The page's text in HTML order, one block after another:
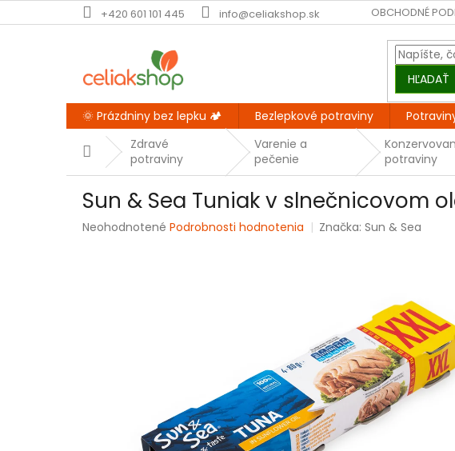
na
+420 601 101 445 info@celiakshop.sk OBCHODNÉ
HĽADAŤ
🌞 Prázdniny bez lepku 🏕️ Bezlepkové potraviny
DomovZdravé
potraviny
Varenie a
pečenie
potraviny
Sun & Sea Tuniak v slnečnicovom
Priemerné
Neohodnotené Podrobnosti hodnotenia Značka:Sun & Sea